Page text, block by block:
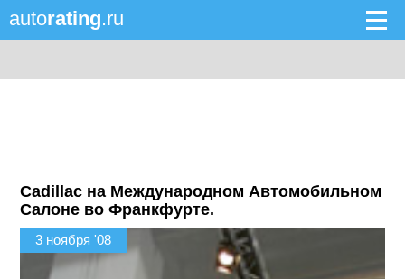
autorating.ru
Cadillac на Международном Автомобильном
Салоне во Франкфурте.
3 ноября '08